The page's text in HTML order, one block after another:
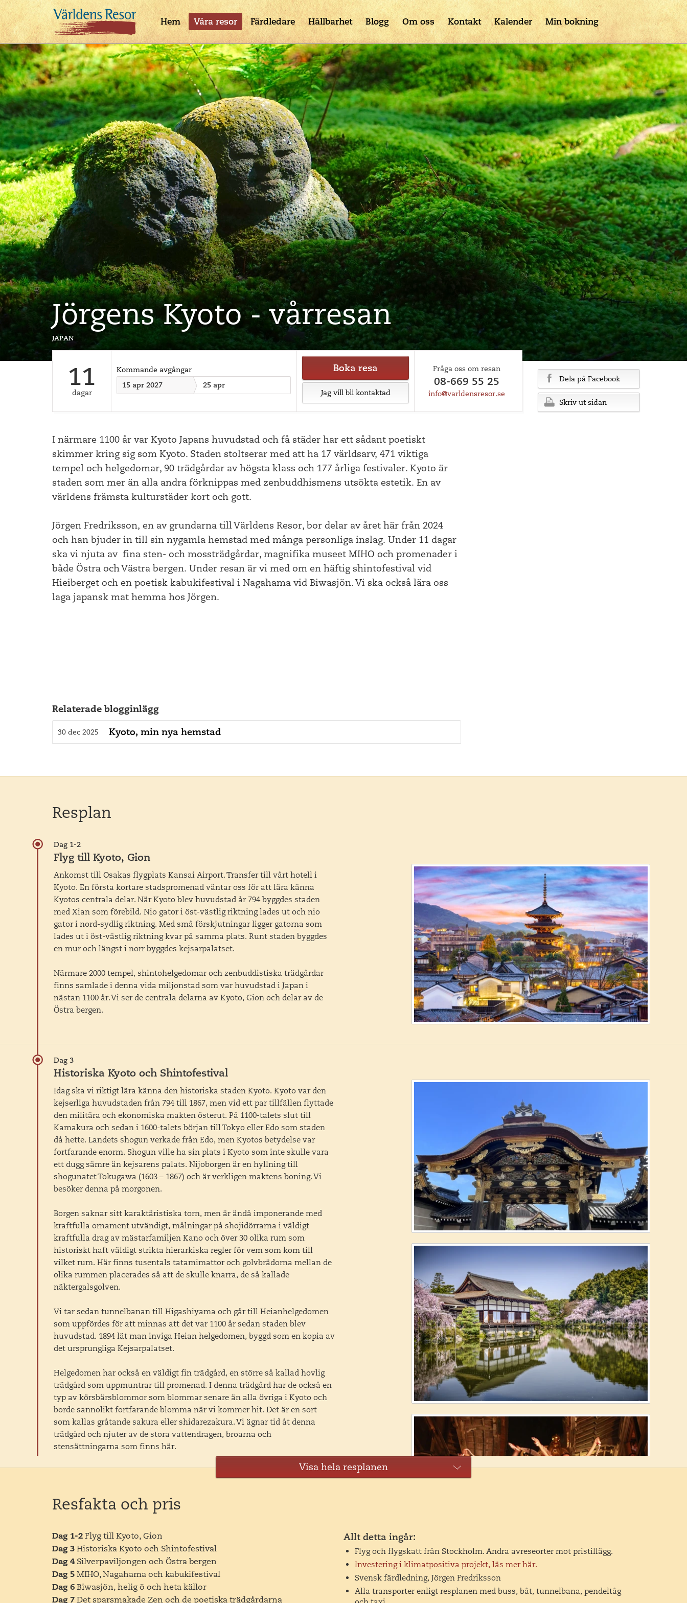
Hem Våra resor Färdledare Hållbarhet Blogg Om oss Kontakt Kalender Min bokning
Jörgens Kyoto - vårresan
japan
11
dagar
Kommande avgångar
15 apr 2027
25 apr
Boka resa
Jag vill bli kontaktad
Fråga oss om resan
08-669 55 25
info@varldensresor.se
Dela på Facebook
Skriv ut sidan
I närmare 1100 år var Kyoto Japans huvudstad och få städer har ett sådant poetiskt
skimmer kring sig som Kyoto. Staden stoltserar med att ha 17 världsarv, 471 viktiga
tempel och helgedomar, 90 trädgårdar av högsta klass och 177 årliga festivaler. Kyoto är
staden som mer än alla andra förknippas med zenbuddhismens utsökta estetik. En av
världens främsta kulturstäder kort och gott.
Jörgen Fredriksson, en av grundarna till Världens Resor, bor delar av året här från 2024
och han bjuder in till sin nygamla hemstad med många personliga inslag. Under 11 dagar
ska vi njuta av fina sten- och mossträdgårdar, magnifika museet MIHO och promenader i
både Östra och Västra bergen. Under resan är vi med om en häftig shintofestival vid
Hieiberget och en poetisk kabukifestival i Nagahama vid Biwasjön. Vi ska också lära oss
laga japansk mat hemma hos Jörgen.
Relaterade blogginlägg
30 dec 2025 Kyoto, min nya hemstad
Resplan
Dag 1-2
Flyg till Kyoto, Gion
Ankomst till Osakas flygplats Kansai Airport. Transfer till vårt hotell i
Kyoto. En första kortare stadspromenad väntar oss för att lära känna
Kyotos centrala delar. När Kyoto blev huvudstad år 794 byggdes staden
med Xian som förebild. Nio gator i öst-västlig riktning lades ut och nio
gator i nord-sydlig riktning. Med små förskjutningar ligger gatorna som
lades ut i öst-västlig riktning kvar på samma plats. Runt staden byggdes
en mur och längst i norr byggdes kejsarpalatset.
Närmare 2000 tempel, shintohelgedomar och zenbuddistiska trädgårdar
finns samlade i denna vida miljonstad som var huvudstad i Japan i
nästan 1100 år. Vi ser de centrala delarna av Kyoto, Gion och delar av de
Östra bergen.
Dag 3
Historiska Kyoto och Shintofestival
Idag ska vi riktigt lära känna den historiska staden Kyoto. Kyoto var den
kejserliga huvudstaden från 794 till 1867, men vid ett par tillfällen flyttade
den militära och ekonomiska makten österut. På 1100-talets slut till
Kamakura och sedan i 1600-talets början till Tokyo eller Edo som staden
då hette. Landets shogun verkade från Edo, men Kyotos betydelse var
fortfarande enorm. Shogun ville ha sin plats i Kyoto som inte skulle vara
ett dugg sämre än kejsarens palats. Nijoborgen är en hyllning till
shogunatet Tokugawa (1603 – 1867) och är verkligen maktens boning. Vi
besöker denna på morgonen.
Borgen saknar sitt karaktäristiska torn, men är ändå imponerande med
kraftfulla ornament utvändigt, målningar på shojidörrarna i väldigt
kraftfulla drag av mästarfamiljen Kano och över 30 olika rum som
historiskt haft väldigt strikta hierarkiska regler för vem som kom till
vilket rum. Här finns tusentals tatamimattor och golvbrädorna mellan de
olika rummen placerades så att de skulle knarra, de så kallade
näktergalsgolven.
Vi tar sedan tunnelbanan till Higashiyama och går till Heianhelgedomen
som uppfördes för att minnas att det var 1100 år sedan staden blev
huvudstad. 1894 lät man inviga Heian helgedomen, byggd som en kopia av
det ursprungliga Kejsarpalatset.
Helgedomen har också en väldigt fin trädgård, en större så kallad hovlig
trädgård som uppmuntrar till promenad. I denna trädgård har de också en
typ av körsbärsblommor som blommar senare än alla övriga i Kyoto och
borde sannolikt fortfarande blomma när vi kommer hit. Det är en sort
som kallas gråtande sakura eller shidarezakura. Vi ägnar tid åt denna
trädgård och njuter av de stora vattendragen, broarna och
stensättningarna som finns här.
Efter lunch går vi sedan åter till den närliggande tunnelbanestationen för
tempelstaden Sakamoto. När mörkret börjar lägga sig ska vi gå till den
närliggande shintohelgedomen, Hiyoshi Taisha. Helgedomen är en av
som huvudhelgedom. Helgedomen är tätt förknippat med ett av Japans
viktigaste buddhistiska tempel, Enryauku-ji, som ligger på berget ovanför
helgedomen. När templet etablerades här på 800-talet flyttade den då
redan existerande helgedomen ned nedanför berget och det är där vi hittar
den idag. Här etablerades bland annat Japans första teodlingar.
Visa hela resplanen
Resfakta och pris
Dag 1-2 Flyg till Kyoto, Gion
Dag 3 Historiska Kyoto och Shintofestival
Dag 4 Silverpaviljongen och Östra bergen
Dag 5 MIHO, Nagahama och kabukifestival
Dag 6 Biwasjön, helig ö och heta källor
Dag 7 Det sparsmakade Zen och de poetiska trädgårdarna
Allt detta ingår:
Flyg och flygskatt från Stockholm. Andra avreseorter mot pristillägg.
Investering i klimatpositiva projekt, läs mer här.
Svensk färdledning, Jörgen Fredriksson
Alla transporter enligt resplanen med buss, båt, tunnelbana, pendeltåg